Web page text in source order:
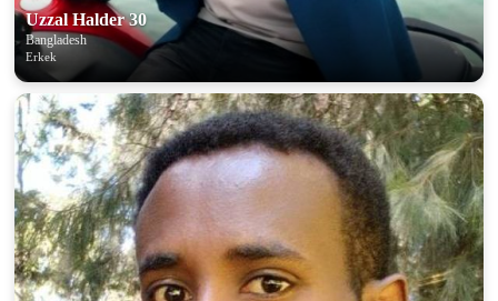
Uzzal Halder 30
Bangladesh
Erkek